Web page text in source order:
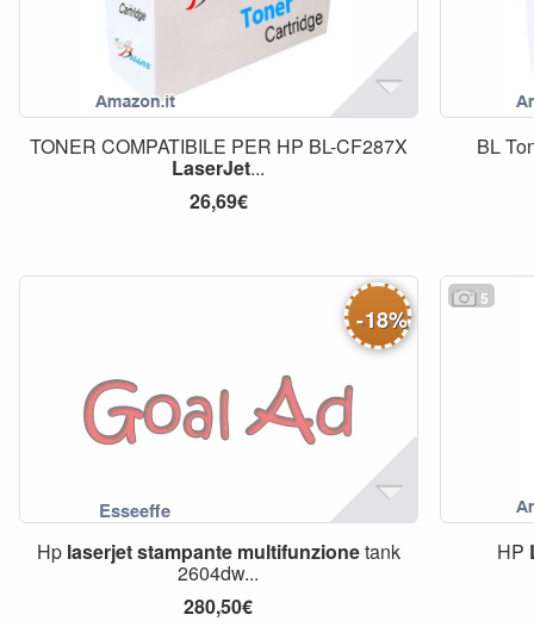
TONER COMPATIBILE PER HP BL-CF287X
LaserJet...
26,69€
BL
-18%
Hp laserjetstampante multifunzionetank
2604dw...
280,50€
5
HP